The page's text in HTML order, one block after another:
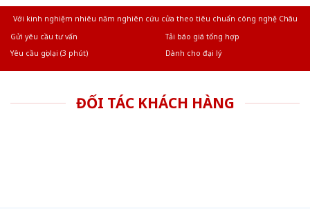
Với kinh nghiệm nhiêu năm nghiên cứu cửa theo tiêu chuẩn công nghệ Châu
Gửi yêu cầu tư vấn
Tải báo giá tổng hợp
Yêu cầu gọi lại (3 phút)
Dành cho đại lý
ĐỐI TÁC KHÁCH HÀNG